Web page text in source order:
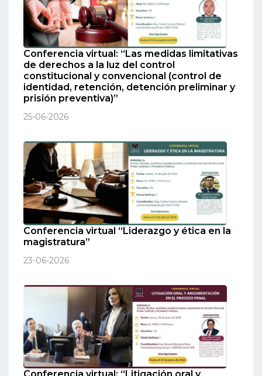
Conferencia virtual: “Las medidas limitativas
de derechos a la luz del control
constitucional y convencional (control de
identidad, retención, detención preliminar y
prisión preventiva)”
25-06-2026
Conferencia virtual “Liderazgo y ética en la
magistratura”
23-06-2026